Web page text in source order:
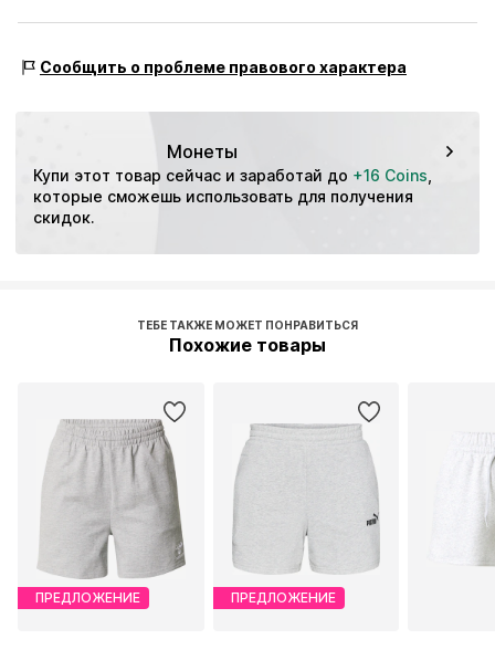
выращивание которых направлено на сохранение
земледелию, отказу от генетической модификации, а
химических удобрений.
Узнать больше
Особенности: Дышащий
Сообщить о проблеме правового характера
Монеты
Купи этот товар сейчас и заработай до +16 Coins
которые сможешь использовать для получения
скидок.
ТЕБЕ ТАКЖЕ МОЖЕТ ПОНРАВИТЬСЯ
Похожие товары
ПРЕДЛОЖЕНИЕ ПРЕДЛОЖЕНИЕ